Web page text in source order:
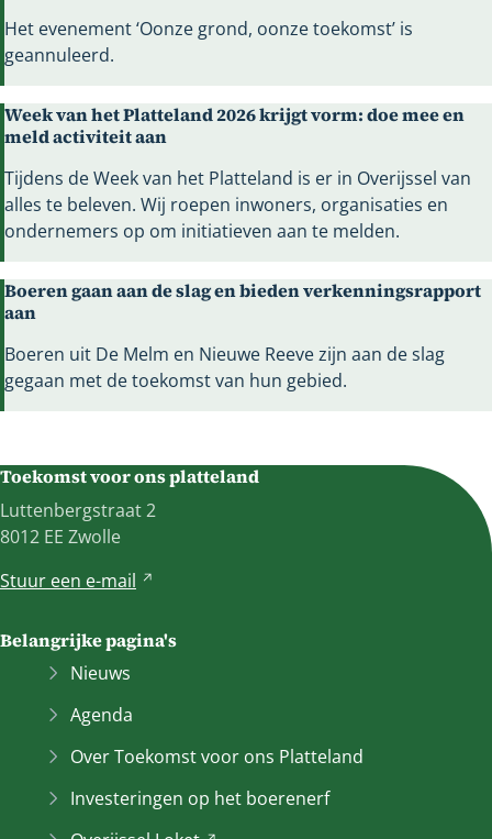
Het evenement ‘Oonze grond, oonze toekomst’ is
geannuleerd.
Week van het Platteland 2026 krijgt vorm: doe mee en
meld activiteit aan
Tijdens de Week van het Platteland is er in Overijssel van
alles te beleven. Wij roepen inwoners, organisaties en
ondernemers op om initiatieven aan te melden.
Boeren gaan aan de slag en bieden verkenningsrapport
aan
Boeren uit De Melm en Nieuwe Reeve zijn aan de slag
gegaan met de toekomst van hun gebied.
Toekomst voor ons platteland
Luttenbergstraat 2
8012 EE Zwolle
Stuur een e-mail
r
t
n
a
Belangrijke pagina's
Nieuws
Agenda
Over Toekomst voor ons Platteland
Investeringen op het boerenerf